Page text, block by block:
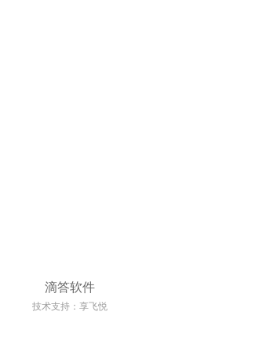
滴答软件
技术支持：享飞悦